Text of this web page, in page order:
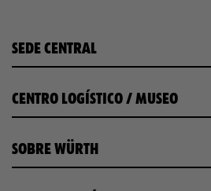
SEDE CENTRAL
CENTRO LOGÍSTICO / MUSEO
SOBRE WÜRTH